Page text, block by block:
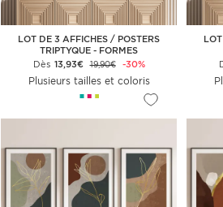
LOT DE 3 AFFICHES / POSTERS
TRIPTYQUE - FORMES
GÉOMÉTRIQUES
Dès 13,93€ 19,90€ -30%
Plusieurs tailles et coloris